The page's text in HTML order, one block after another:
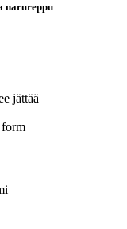
narureppu
jättää